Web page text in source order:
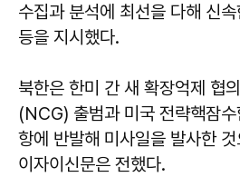
수집과 분석에 최선을 다해 신
등을 지시했다.
북한은 한미 간 새 확장억제 협
(NCG) 출범과 미국 전략핵잠
항에 반발해 미사일을 발사한
이자이신문은 전했다.